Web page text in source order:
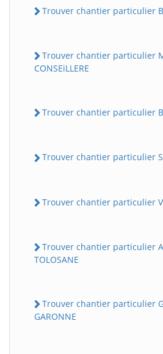
Trouver chantier particulier
Trouver chantier particulier
CONSEiLLERE
Trouver chantier particulier
Trouver chantier particulier
Trouver chantier particulier
Trouver chantier particulier
TOLOSANE
Trouver chantier particulier
GARONNE